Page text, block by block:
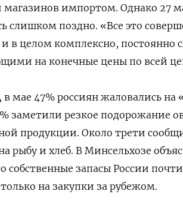
магазинов импортом. Однако 27
слишком поздно. «Все это
и в целом комплексно, постоянно
на конечные цены по всей
, в мае 47% россиян жаловались на
заметили резкое подорожание
продукции. Около трети
рыбу и хлеб. В Минсельхозе
собственные запасы России почти
на закупки за рубежом.